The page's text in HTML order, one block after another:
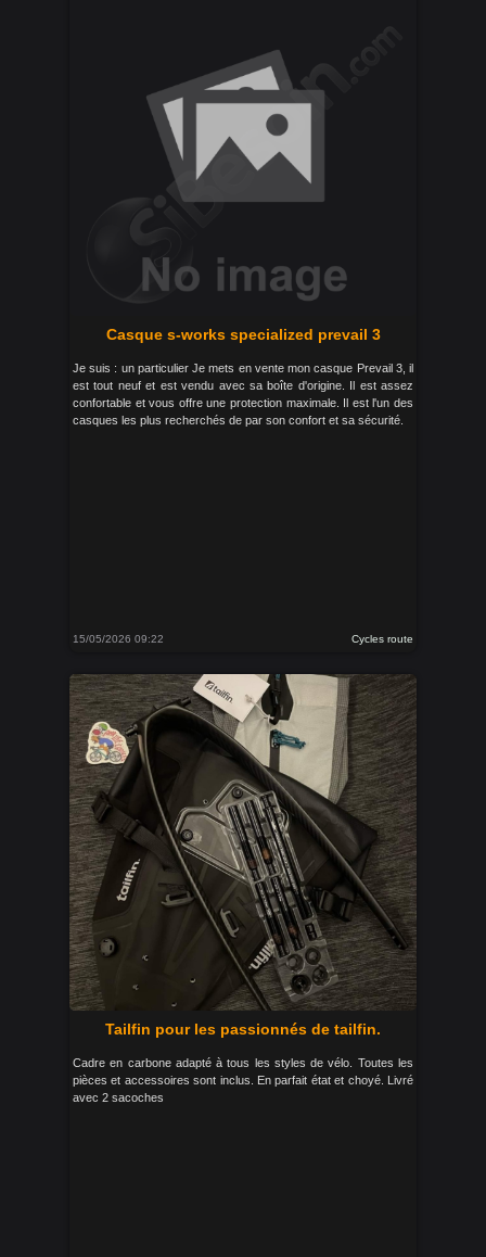
Casque s-works specialized prevail 3
Je suis : un particulier Je mets en vente mon casque Prevail 3, il
est tout neuf et est vendu avec sa boîte d'origine. Il est assez
confortable et vous offre une protection maximale. Il est l'un des
casques les plus recherchés de par son confort et sa sécurité.
15/05/2026 09:22 Cycles route
Tailfin pour les passionnés de tailfin.
Cadre en carbone adapté à tous les styles de vélo. Toutes les
pièces et accessoires sont inclus. En parfait état et choyé. Livré
avec 2 sacoches